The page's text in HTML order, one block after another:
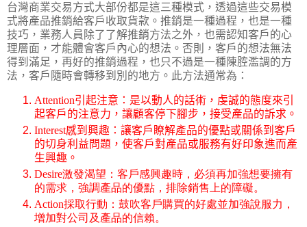
台灣商業交易方式大部份都是這三種模式，透過這些交易模
式將產品推銷給客戶收取貨款。推銷是一種過程，也是一種
技巧，業務人員除了了解推銷方法之外，也需認知客戶的心
理層面，才能體會客戶內心的想法。否則，客戶的想法無法
得到滿足，再好的推銷過程，也只不過是一種陳腔濫調的方
法，客戶隨時會轉移到別的地方。此方法通常為：
Attention引起注意：是以動人的話術，虔誠的態度來引
起客戶的注意力，讓顧客停下腳步 ，接受產品的訴求。
Interest感到興趣：讓客戶瞭解產品的優點或關係到客戶
的切身利益問題，使客戶對產品或服務有好印象進而產
生興趣。
Desire激發渴望：客戶感興趣時，必須再加強想要擁有
的需求，強調產品的優點，排除銷售上的障礙。
Action採取行動：鼓吹客戶購買的好處並加強說服力，
增加對公司及產品的信賴。